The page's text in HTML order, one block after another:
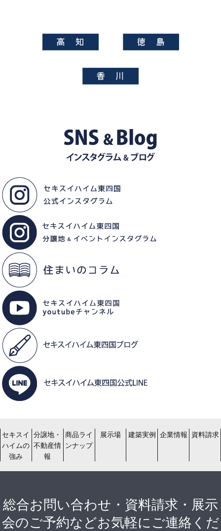
セキスイ
ハイムの
強み
分譲地・
不動産情
報
商品ライ
ンナップ
展示場 建築実例 企業情報 資料請求
総合お問い合わせ・資料請求・展示
会のご予約などお気軽にご連絡くだ